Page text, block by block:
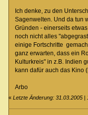
Ich denke, zu den
Sagenwelten. Und da tun
Gründen - einerseits
noch nicht alles
einige Fortschritte
ganz erwarten, dass ein
Kulturkreis" in z.B. Indien
kann dafür auch das Kino
Arbo
«Letzte Änderung: 31.03.2005